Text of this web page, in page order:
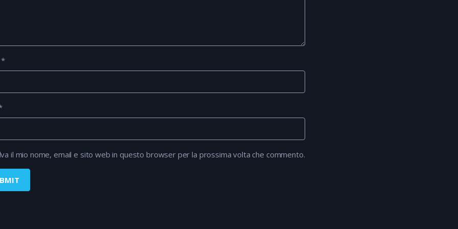
*
il mio nome, email e sito web in questo browser per la prossima volta che commento.